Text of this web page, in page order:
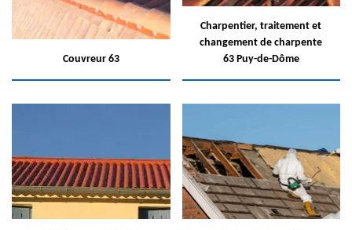
Couvreur 63
Charpentier, traitement et
changement de charpente
63 Puy-de-Dôme